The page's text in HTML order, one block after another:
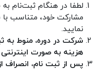
لطفا در هنگام ثبت‌نام به
مشارکت خود، متناسب با
نمایید.
شرکت در دوره، منوط به
هزینه‌ به صورت
پس از ثبت نام، انصراف